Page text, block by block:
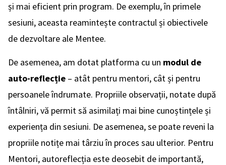
și mai eficient prin program. De exemplu, în primele
sesiuni, aceasta reamintește contractul și obiectivele
de dezvoltare ale Mentee.
De asemenea, am dotat platforma cu un modul de
auto-reflecție – atât pentru mentori, cât și pentru
persoanele îndrumate. Propriile observații, notate după
întâlniri, vă permit să asimilați mai bine cunoștințele și
experiența din sesiuni. De asemenea, se poate reveni la
propriile notițe mai târziu în proces sau ulterior. Pentru
Mentori, autoreflecția este deosebit de importantă,